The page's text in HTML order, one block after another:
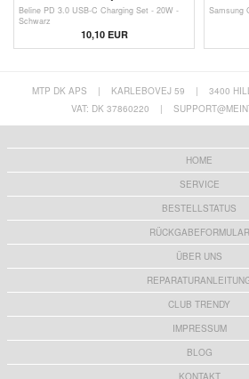
Beline PD 3.0 USB-C Charging Set - 20W -
Schwarz
10,10EUR
Samsung
MTP DK APS | KARLEBOVEJ 59 | 3400
VAT: DK 37860220
|
HOME
SERVICE
BESTELLSTATUS
RÜCKGABEFORMULAR
ÜBER UNS
CLUB TRENDY
IMPRESSUM
BLOG